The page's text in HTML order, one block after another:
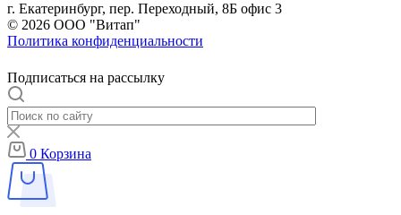
г. Екатеринбург, пер. Переходный, 8Б офис 3
© 2026 ООО "Витап"
Политика конфиденциальности
Подписаться на рассылку
0 Корзина